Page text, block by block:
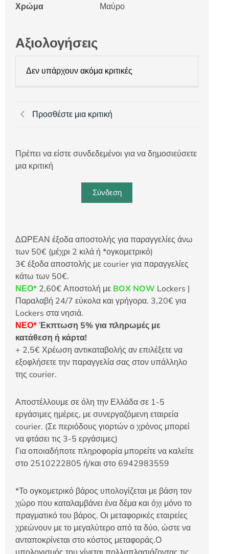
Χρώμα
Μαύρο
Αξιολογήσεις
Δεν υπάρχουν ακόμα κριτικές
Προσθέστε μια κριτική
Πρέπει να είστε συνδεδεμένοι για να δημοσιεύσετε
μια κριτική
Σύνδεση
ΔΩΡΕΑΝ έξοδα αποστολής για παραγγελίες άνω
των 50€ (μέχρι 2 κιλά ή *ογκομετρικό)
3€ έξοδα αποστολής με courier για παραγγελίες
κάτω των 50€.
ΝΕΟ* 2,60€ Αποστολή με BOX NOW Lockers |
Παραλαβή 24/7 εύκολα και γρήγορα. 3,20€ για
Lockers στα νησιά.
ΝΕΟ*Έκπτωση 5% για πληρωμές με
κατάθεση ή κάρτα!
+ 2,5€ Χρέωση αντικαταβολής αν επιλέξετε να
εξοφλήσετε την παραγγελία σας στον υπάλληλο
της courier.
Αποστέλλουμε σε όλη την Ελλάδα σε 1-5
εργάσιμες ημέρες, με συνεργαζόμενη εταιρεία
courier. (Σε περιόδους γιορτών ο χρόνος μπορεί
να φτάσει τις 3-5 εργάσιμες)
Για οποιαδήποτε πληροφορία μπορείτε να καλείτε
στο 2510222805 ή/και στο 6942983559
*Το ογκομετρικό βάρος υπολογίζεται με βάση τον
χώρο που καταλαμβάνει ένα δέμα και όχι μόνο το
πραγματικό του βάρος. Οι μεταφορικές εταιρείες
χρεώνουν με το μεγαλύτερο από τα δύο, ώστε να
ανταποκρίνεται στο κόστος μεταφοράς.Ο